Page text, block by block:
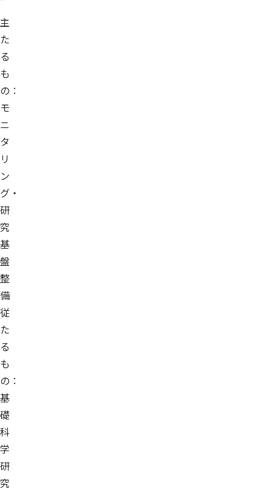
主
た
る
も
の：
モ
ニ
タ
リ
ン
グ・
研
究
基
盤
整
備
従
た
る
も
の：
基
礎
科
学
研
究